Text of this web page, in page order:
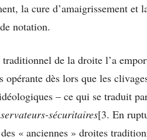
la cure d’amaigrissement et
notation.
de la droite l’a
opérante dès lors que les
– ce qui se traduit
sécuritaires[3. En
« anciennes » droites